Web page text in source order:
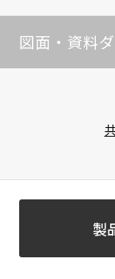
図面・資料
製